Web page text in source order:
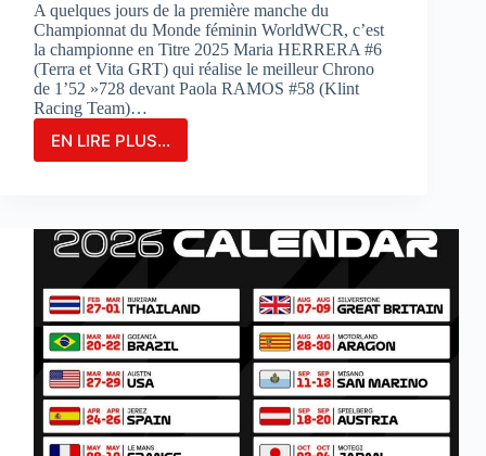
A quelques jours de la première manche du
Championnat du Monde féminin WorldWCR, c’est
la championne en Titre 2025 Maria HERRERA #6
(Terra et Vita GRT) qui réalise le meilleur Chrono
de 1’52 »728 devant Paola RAMOS #58 (Klint
Racing Team)…
EN LIRE PLUS...
MARIA
TÊTE
DES
COMBINÉS
SUR
LE
CIRCUIT
DE
PORTIMAO